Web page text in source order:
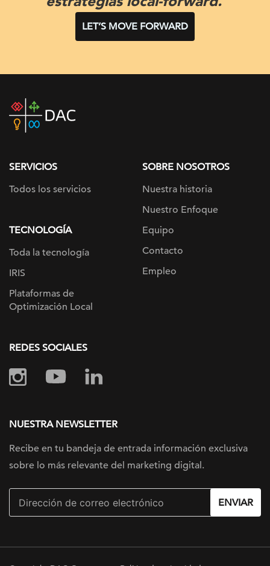
LET’S MOVE FORWARD
DAC
home
SERVICIOS
Todos los servicios
TECNOLOGÍA
Toda la tecnología
IRIS
Plataformas de
Optimización Local
SOBRE NOSOTROS
Nuestra historia
Nuestro Enfoque
Equipo
Contacto
Empleo
REDES SOCIALES
NUESTRA NEWSLETTER
Recibe en tu bandeja de entrada información exclusiva
sobre lo más relevante del marketing digital.
ENVIAR